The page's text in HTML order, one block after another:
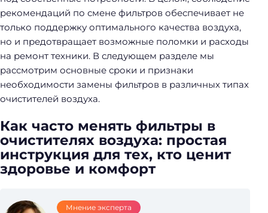
рекомендаций по смене фильтров обеспечивает не
только поддержку оптимального качества воздуха,
но и предотвращает возможные поломки и расходы
на ремонт техники. В следующем разделе мы
рассмотрим основные сроки и признаки
необходимости замены фильтров в различных типах
очистителей воздуха.
Как часто менять фильтры в
очистителях воздуха: простая
инструкция для тех, кто ценит
здоровье и комфорт
Мнение эксперта